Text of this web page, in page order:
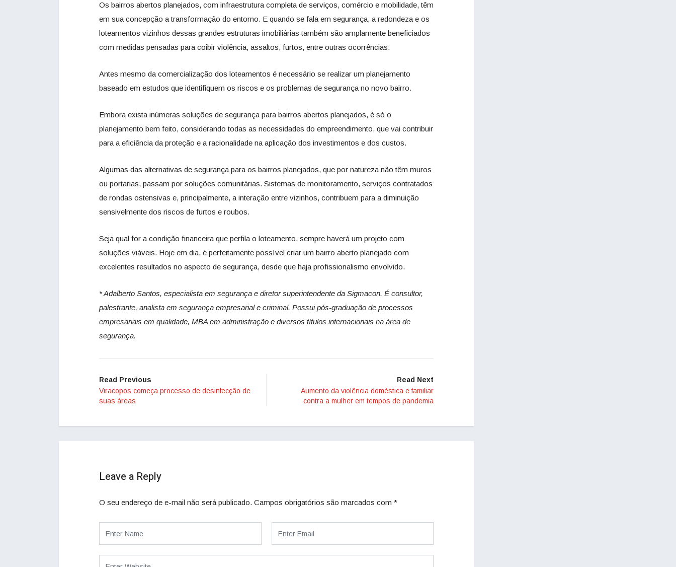
Os bairros abertos planejados, com infraestrutura completa de serviços, comércio e mobilidade, têm
em sua concepção a transformação do entorno. E quando se fala em segurança, a redondeza e os
loteamentos vizinhos dessas grandes estruturas imobiliárias também são amplamente beneficiados
com medidas pensadas para coibir violência, assaltos, furtos, entre outras ocorrências.
Antes mesmo da comercialização dos loteamentos é necessário se realizar um planejamento
baseado em estudos que identifiquem os riscos e os problemas de segurança no novo bairro.
Embora exista inúmeras soluções de segurança para bairros abertos planejados, é só o
planejamento bem feito, considerando todas as necessidades do empreendimento, que vai contribuir
para a eficiência da proteção e a racionalidade na aplicação dos investimentos e dos custos.
Algumas das alternativas de segurança para os bairros planejados, que por natureza não têm muros
ou portarias, passam por soluções comunitárias. Sistemas de monitoramento, serviços contratados
de rondas ostensivas e, principalmente, a interação entre vizinhos, contribuem para a diminuição
sensivelmente dos riscos de furtos e roubos.
Seja qual for a condição financeira que perfila o loteamento, sempre haverá um projeto com
soluções viáveis. Hoje em dia, é perfeitamente possível criar um bairro aberto planejado com
excelentes resultados no aspecto de segurança, desde que haja profissionalismo envolvido.
* Adalberto Santos, especialista em segurança e diretor superintendente da Sigmacon. É consultor,
palestrante, analista em segurança empresarial e criminal. Possui pós-graduação de processos
empresariais em qualidade, MBA em administração e diversos títulos internacionais na área de
segurança.
Read Previous
Viracopos começa processo de desinfecção de
suas áreas
Read Next
Aumento da violência doméstica e familiar
contra a mulher em tempos de pandemia
Leave a Reply
O seu endereço de e-mail não será publicado. Campos obrigatórios são marcados com *